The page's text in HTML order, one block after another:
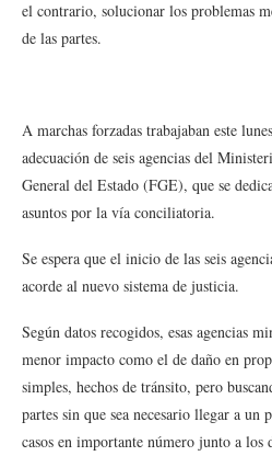
el contrario, solucionar los problemas
de las partes.
A marchas forzadas trabajaban este
adecuación de seis agencias del
General del Estado (FGE), que se
asuntos por la vía conciliatoria.
Se espera que el inicio de las seis
acorde al nuevo sistema de justicia.
Según datos recogidos, esas agencias
menor impacto como el de daño en
simples, hechos de tránsito, pero
partes sin que sea necesario llegar a un
casos en importante número junto a